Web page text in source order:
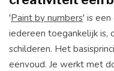
'Paint by numbers' is
iedereen toegankelijk is,
schilderen. Het
eenvoud. Je werkt met